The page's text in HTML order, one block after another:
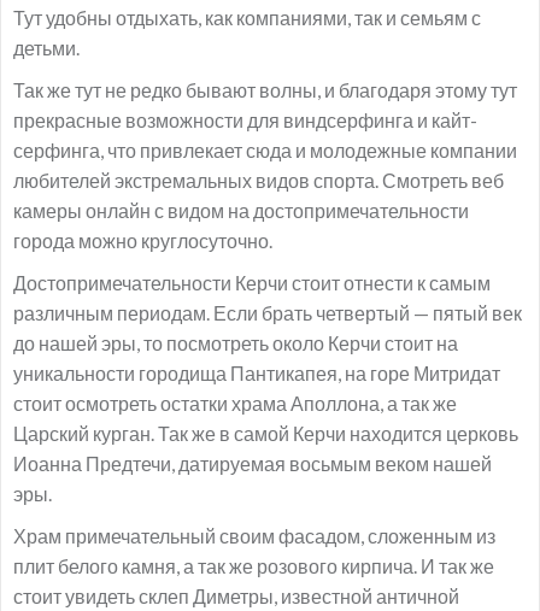
Тут удобны отдыхать, как компаниями, так и семьям с
детьми.
Так же тут не редко бывают волны, и благодаря этому тут
прекрасные возможности для виндсерфинга и кайт-
серфинга, что привлекает сюда и молодежные компании
любителей экстремальных видов спорта. Смотреть веб
камеры онлайн с видом на достопримечательности
города можно круглосуточно.
Достопримечательности Керчи стоит отнести к самым
различным периодам. Если брать четвертый — пятый век
до нашей эры, то посмотреть около Керчи стоит на
уникальности городища Пантикапея, на горе Митридат
стоит осмотреть остатки храма Аполлона, а так же
Царский курган. Так же в самой Керчи находится церковь
Иоанна Предтечи, датируемая восьмым веком нашей
эры.
Храм примечательный своим фасадом, сложенным из
плит белого камня, а так же розового кирпича. И так же
стоит увидеть склеп Диметры, известной античной